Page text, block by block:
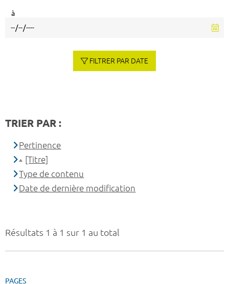
Résultats 1 à 1 sur 1 au total
PAGES
à
FILTRER PAR DATE
TRIER PAR :
Pertinence
[Titre]
Type de contenu
Date de dernière modification